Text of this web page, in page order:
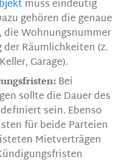
muss eindeutig
gehören die genaue
die Wohnungsnummer
Räumlichkeiten (z.
Garage).
Bei
sollte die Dauer des
sein. Ebenso
für beide Parteien
Mietverträgen